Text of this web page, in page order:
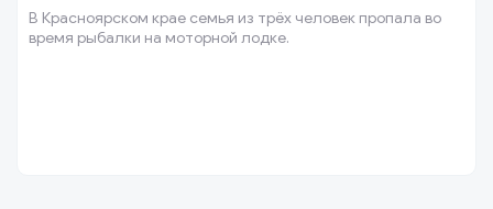
В Красноярском крае семья из трёх человек пропала во
время рыбалки на моторной лодке.